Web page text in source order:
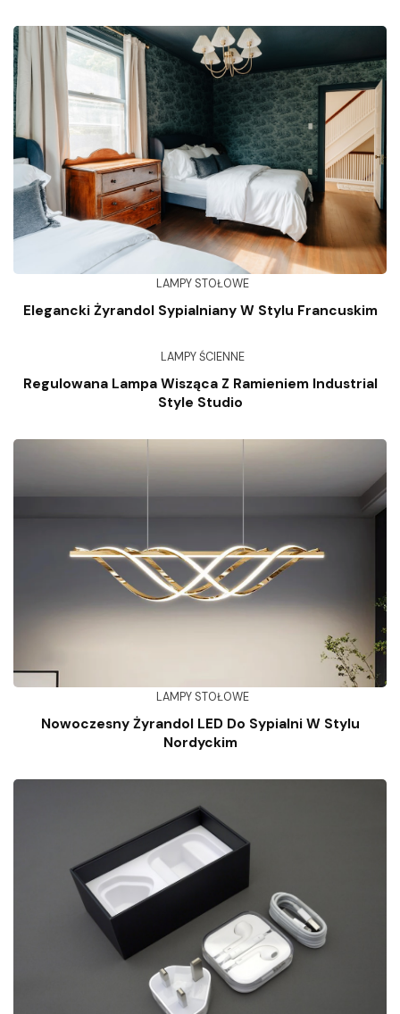
LAMPY STOŁOWE
Elegancki Żyrandol Sypialniany W Stylu Francuskim
LAMPY ŚCIENNE
Regulowana Lampa Wisząca Z Ramieniem Industrial
Style Studio
LAMPY STOŁOWE
Nowoczesny Żyrandol LED Do Sypialni W Stylu
Nordyckim